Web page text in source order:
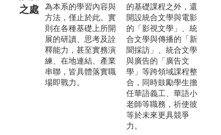
之處
為本系的學習內容與
方法，僅止於此。實
則在各種基礎上所開
展的研讀、思考及詮
釋能力，甚至實務演
練、在地連結、產業
串聯，皆具體落實職
場即戰力。
的基礎課程之外，還
開設統合文學與電影
的「影視文學」、統
合文學與傳播的「新
聞採訪」、統合文學
與廣告的「廣告文
學」等跨領域課程整
合，同時鼓勵學生擔
任華語義工、華語小
老師等職務，祈使彼
等於未來更具競爭
力。